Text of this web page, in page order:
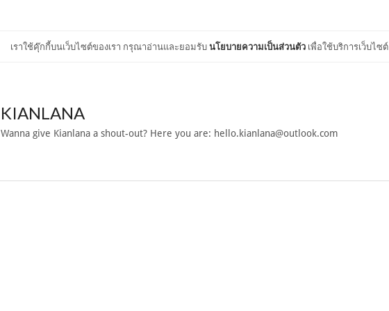
เราใช้คุ๊กกี้บนเว็บไซต์ของเรา กรุณาอ่านและยอมรับนโยบายความเป็นส่วนตัว เพื่อใช้บริการเว็บไซต์
KIANLANA
Wanna give Kianlana a shout-out? Here you are: hello.kianlana@outlook.com